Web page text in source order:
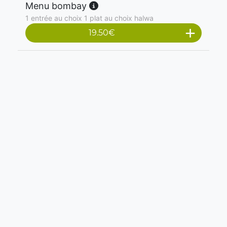
Menu bombay
1 entrée au choix 1 plat au choix halwa
19.50€